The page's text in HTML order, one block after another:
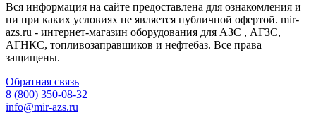
Вся информация на сайте предоставлена для ознакомления и
ни при каких условиях не является публичной офертой. mir-
azs.ru - интернет-магазин оборудования для АЗС , АГЗС,
АГНКС, топливозаправщиков и нефтебаз. Все права
защищены.
Обратная связь
8 (800) 350-08-32
info@mir-azs.ru